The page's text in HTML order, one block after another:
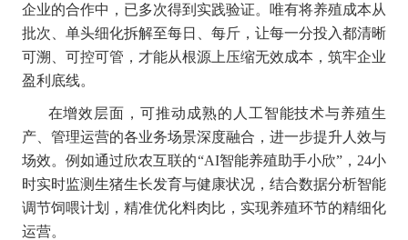
企业的合作中，已多次得到实践验证。唯有将养殖成本从
批次、单头细化拆解至每日、每斤，让每一分投入都清晰
可溯、可控可管，才能从根源上压缩无效成本，筑牢企业
盈利底线。
在增效层面，可推动成熟的人工智能技术与养殖生
产、管理运营的各业务场景深度融合，进一步提升人效与
场效。例如通过欣农互联的“AI智能养殖助手小欣”，24小
时实时监测生猪生长发育与健康状况，结合数据分析智能
调节饲喂计划，精准优化料肉比，实现养殖环节的精细化
运营。